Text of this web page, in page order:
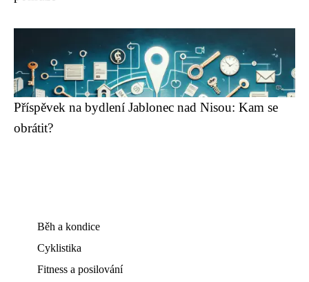
Příspěvek na bydlení Jablonec nad Nisou: Kam se
obrátit?
Běh a kondice
Cyklistika
Fitness a posilování